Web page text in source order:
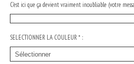
C'est ici que ça devient vraiment inoubliable (votre
SELECTIONNER LA COULEUR* :